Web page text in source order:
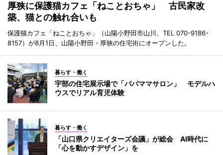
厚狭に保護猫カフェ「ねことおちゃ」 古民家改
築、猫との触れ合いも
保護猫カフェ「ねことおちゃ」（山陽小野田市山川、TEL 070-9186-
8157）が8月1日、山陽小野田・厚狭の住宅街にオープンした。
暮らす・働く
宇部の住宅展示場で「パパママサロン」 モデルハ
ウスでリアル育児体験
暮らす・働く
「山口県クリエイターズ会議」が総会 AI時代に
「心を動かすデザイン」を